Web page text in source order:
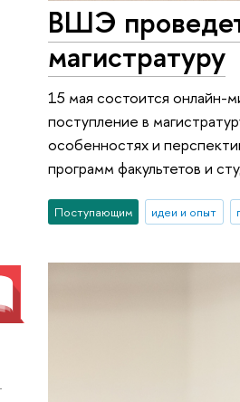
ВШЭ
магистратуру
15 мая состоится онлайн-
поступление в
особенностях и
программ факультетов и
Поступающим идеи и опыт